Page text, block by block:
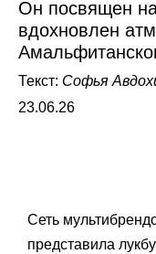
Он посвящен
вдохновлен
Текст: Софья
23.06.26
Сеть
представила